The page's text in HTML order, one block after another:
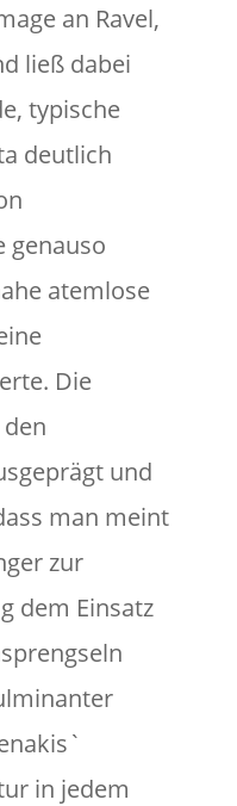
an Ravel,
ließ dabei
typische
deutlich
genauso
atemlose
Die
und
man meint
zur
dem Einsatz
in jedem